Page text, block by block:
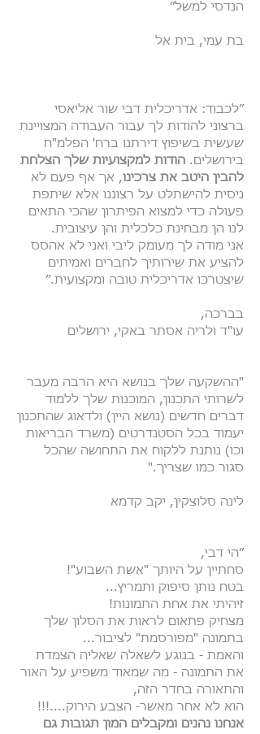
הנדסי למשל״
בת עמי, בית אל
״לכבוד: אדריכלית דבי שור אליאסי
ברצוני להודות לך עבור העבודה המצויינת
שעשית בשיפוץ דירתנו ברח' הפלמ"ח
בירושלים. הודות למקצועיות שלך הצלחת
להבין היטב את צרכינו, אך אף פעם לא
ניסית להישתלט על רצוננו אלא שיתפת
פעולה כדי למצוא הפיתרון שהכי התאים
לנו הן מבחינת כלכלית והן עיצובית.
אני מודה לך מעומק ליבי ואני לא אהסס
להציע את שירותיך לחברים ואמיתים
שיצטרכו אדריכלית טובה ומקצועית.״
בברכה,
עו"ד ולריה אסתר באקי, ירושלים
"ההשקעה שלך בנושא היא הרבה מעבר
לשרותי התכנון, המוכנות שלך ללמוד
דברים חדשים (נושא היין) ולדאוג שהתכנון
יעמוד בכל הסטנדרטים (משרד הבריאות
וכו) נותנת ללקוח את התחושה שהכל
סגור כמו שצריך."
לינה סלוצקין, יקב קדמא
״הי דבי,
סחתיין על היותך "אשת השבוע"!
בטח נותן סיפוק ותמריץ...
זיהיתי את אחת התמונות!
מצחיק פתאום לראות את הסלון שלך
בתמונה "מפורסמת" לציבור...
והאמת - בנוגע לשאלה שאליה הצמדת
את התמונה - מה שמאוד משפיע על האור
והתאורה בחדר הזה,
הוא לא אחר מאשר- הצבע הירוק....!!!
אנחנו נהנים ומקבלים המון תגובות גם